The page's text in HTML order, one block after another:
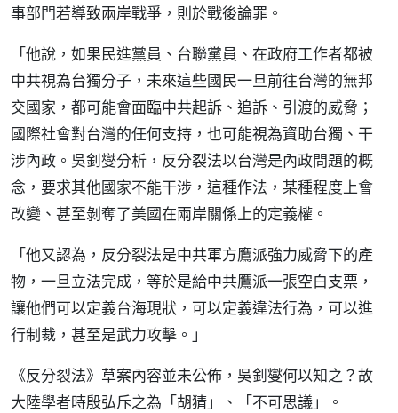
事部門若導致兩岸戰爭，則於戰後論罪。
「他說，如果民進黨員、台聯黨員、在政府工作者都被
中共視為台獨分子，未來這些國民一旦前往台灣的無邦
交國家，都可能會面臨中共起訴、追訴、引渡的威脅；
國際社會對台灣的任何支持，也可能視為資助台獨、干
涉內政。吳釗燮分析，反分裂法以台灣是內政問題的概
念，要求其他國家不能干涉，這種作法，某種程度上會
改變、甚至剝奪了美國在兩岸關係上的定義權。
「他又認為，反分裂法是中共軍方鷹派強力威脅下的產
物，一旦立法完成，等於是給中共鷹派一張空白支票，
讓他們可以定義台海現狀，可以定義違法行為，可以進
行制裁，甚至是武力攻擊。」
《反分裂法》草案內容並未公佈，吳釗燮何以知之？故
大陸學者時殷弘斥之為「胡猜」、「不可思議」。